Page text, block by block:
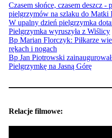
Czasem słońce, czasem deszcz -
pielgrzymów na szlaku do Matki
W upalny dzień pielgrzymka
Pielgrzymka wyruszyła z Wiślicy
Bp Marian Florczyk: Piłkarze
rękach i nogach
Bp Jan Piotrowski
Pielgrzymkę na Jasną Górę
Relacje filmowe: